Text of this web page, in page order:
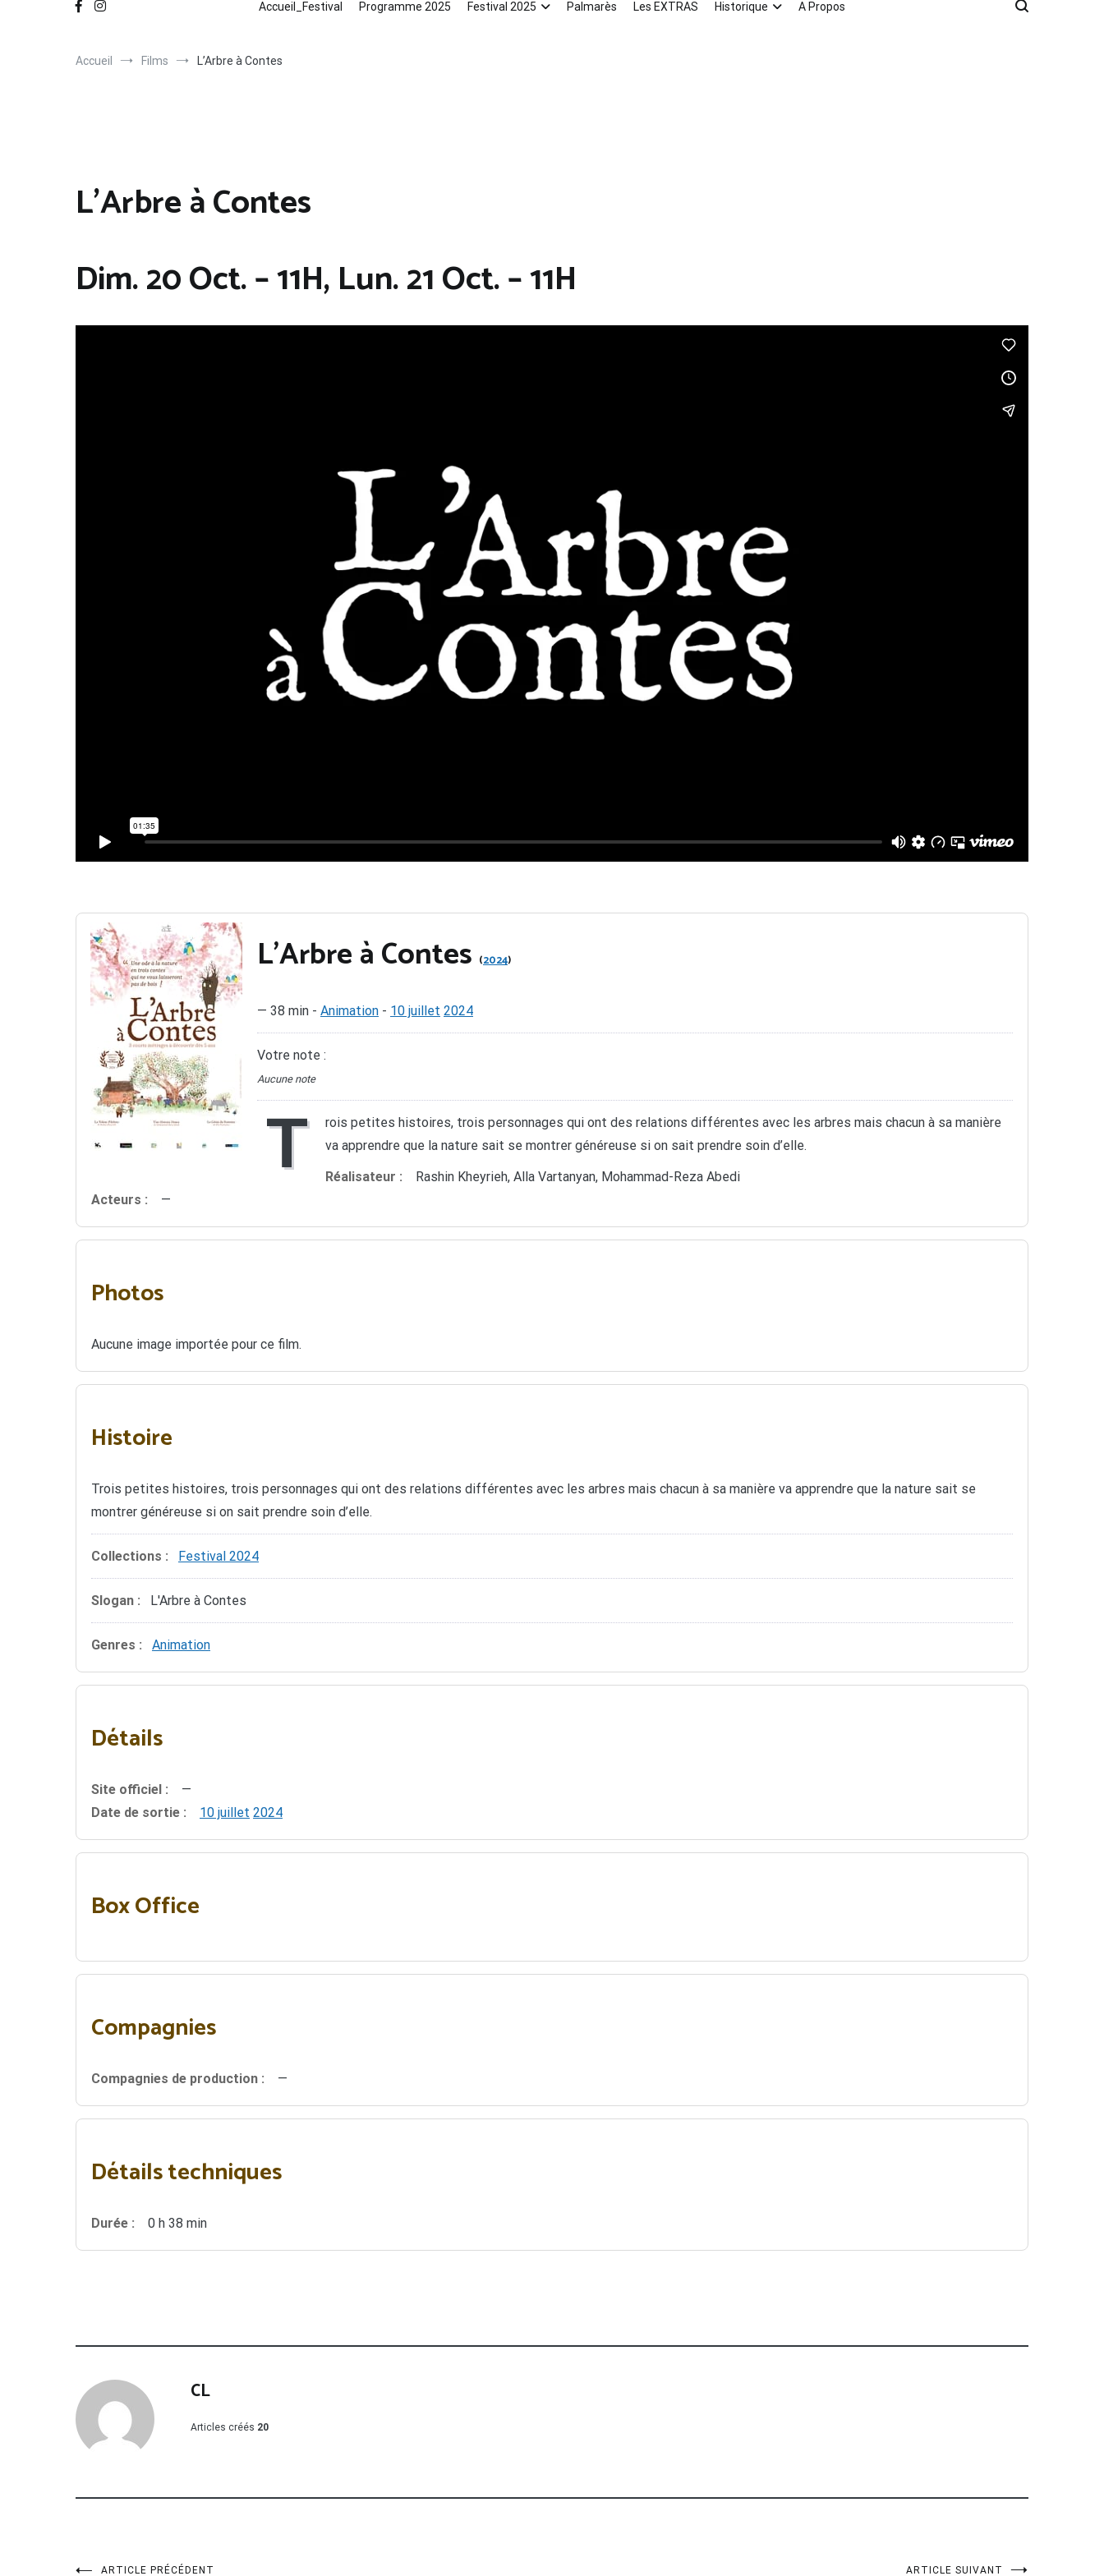
Accueil_Festival Programme 2025 Festival 2025 Palmarès Les EXTRAS Historique A Propos
Accueil Films L’Arbre à Contes
L’Arbre à Contes
Dim. 20 Oct. – 11H, Lun. 21 Oct. – 11H
L'Arbre à Contes (2024)
— 38 min - Animation - 10 juillet 2024
Votre note :
Aucune note
T
rois petites histoires, trois personnages qui ont des relations différentes avec les arbres mais chacun à sa manière
va apprendre que la nature sait se montrer généreuse si on sait prendre soin d’elle.
Réalisateur :
Rashin Kheyrieh, Alla Vartanyan, Mohammad-Reza Abedi
Acteurs :
—
Photos
Aucune image importée pour ce film.
Histoire
Trois petites histoires, trois personnages qui ont des relations différentes avec les arbres mais chacun à sa manière va apprendre que la nature sait se
montrer généreuse si on sait prendre soin d’elle.
Collections : Festival 2024
Slogan : L'Arbre à Contes
Genres : Animation
Détails
Site officiel :
—
Date de sortie :
10 juillet 2024
Box Office
Compagnies
Compagnies de production : —
Détails techniques
Durée : 0 h 38 min
CL
Articles créés 20
ARTICLE PRÉCÉDENT ARTICLE SUIVANT